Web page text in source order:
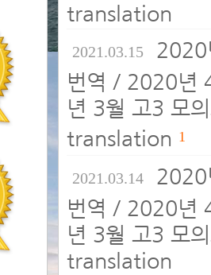
translation
2021.03.15 2020
번역 / 2020년
년 3월 고3 모
translation 1
2021.03.14 2020
번역 / 2020년
년 3월 고3 모
translation